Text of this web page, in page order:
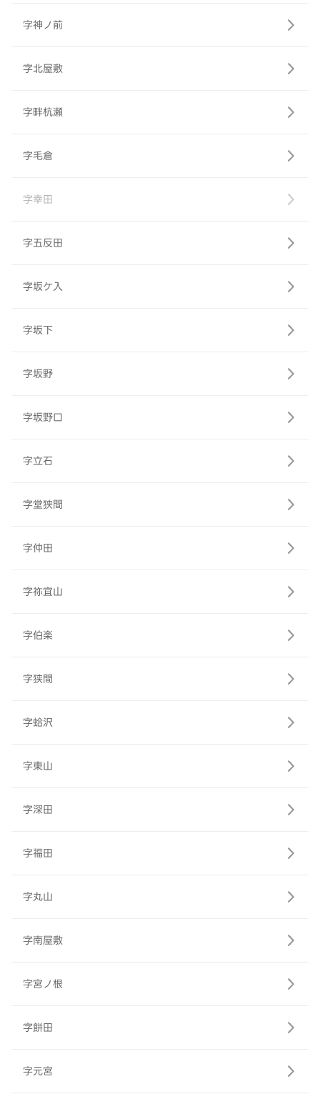
字神ノ前
字北屋敷
字畔杭瀬
字毛倉
字幸田
字五反田
字坂ケ入
字坂下
字坂野
字坂野口
字立石
字堂狭間
字仲田
字祢宜山
字伯楽
字狭間
字蛤沢
字東山
字深田
字福田
字丸山
字南屋敷
字宮ノ根
字餅田
字元宮